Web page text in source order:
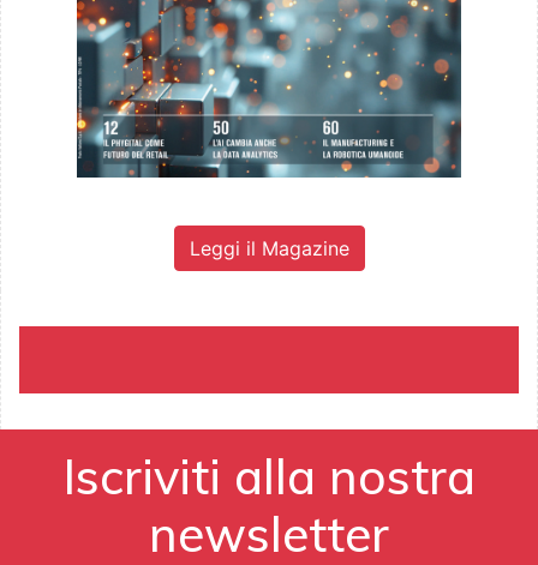
Leggi il Magazine
Iscriviti alla nostra
newsletter